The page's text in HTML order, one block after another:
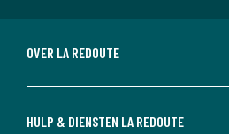
OVER LA REDOUTE
HULP & DIENSTEN LA REDOUTE